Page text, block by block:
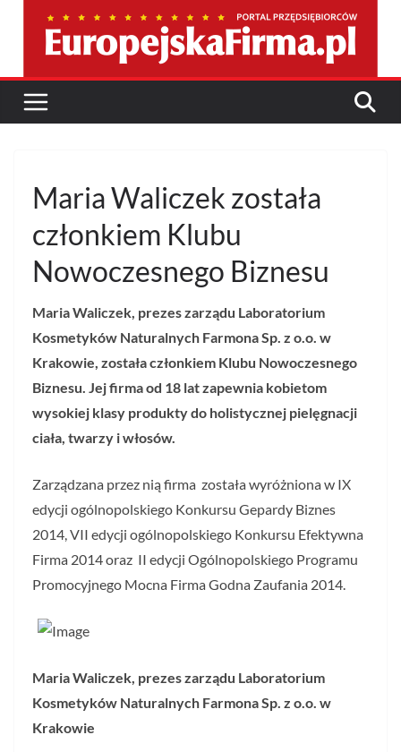
Maria Waliczek została
członkiem Klubu
Nowoczesnego Biznesu
Maria Waliczek, prezes zarządu Laboratorium
Kosmetyków Naturalnych Farmona Sp. z o.o. w
Krakowie, została członkiem Klubu Nowoczesnego
Biznesu. Jej firma od 18 lat zapewnia kobietom
wysokiej klasy produkty do holistycznej pielęgnacji
ciała, twarzy i włosów.
Zarządzana przez nią firma została wyróżniona w IX
edycji ogólnopolskiego Konkursu Gepardy Biznes
2014, VII edycji ogólnopolskiego Konkursu Efektywna
Firma 2014 oraz II edycji Ogólnopolskiego Programu
Promocyjnego Mocna Firma Godna Zaufania 2014.
Maria Waliczek, prezes zarządu Laboratorium
Kosmetyków Naturalnych Farmona Sp. z o.o. w
Krakowie